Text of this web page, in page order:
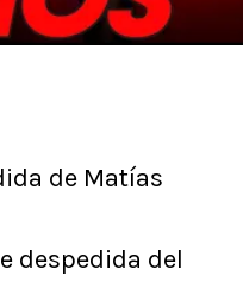
de Matías
despedida del